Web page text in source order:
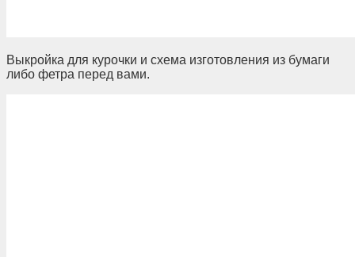
Выкройка для курочки и схема изготовления из бумаги
либо фетра перед вами.